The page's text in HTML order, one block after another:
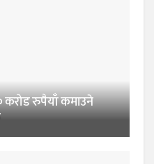
करोड रुपैयाँ कमाउने